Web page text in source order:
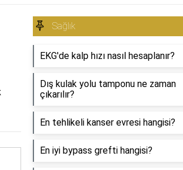
Sağlık
EKG'de kalp hızı nasıl hesaplanır?
Dış kulak yolu tamponu ne zaman
çıkarılır?
En tehlikeli kanser evresi hangisi?
En iyi bypass grefti hangisi?